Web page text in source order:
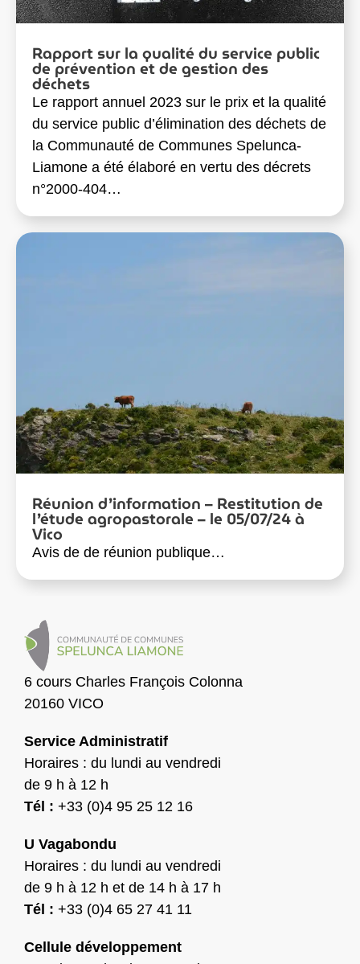
Rapport sur la qualité du service public
de prévention et de gestion des
déchets
Le rapport annuel 2023 sur le prix et la qualité
du service public d’élimination des déchets de
la Communauté de Communes Spelunca-
Liamone a été élaboré en vertu des décrets
n°2000-404…
Réunion d’information – Restitution de
l’étude agropastorale – le 05/07/24 à
Vico
Avis de de réunion publique…
6 cours Charles François Colonna
20160 VICO
Service Administratif
Horaires : du lundi au vendredi
de 9 h à 12 h
Tél : +33 (0)4 95 25 12 16
U Vagabondu
Horaires : du lundi au vendredi
de 9 h à 12 h et de 14 h à 17 h
Tél : +33 (0)4 65 27 41 11
Cellule développement